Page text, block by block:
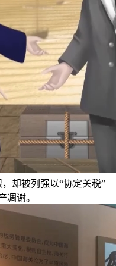
却被列强以“协定关税”
凋谢。